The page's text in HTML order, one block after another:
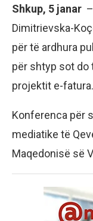
Shkup, 5 janar
Dimitrievska-
për të ardhura
për shtyp sot do
projektit e-fatura.
Konferenca për
mediatike të
Maqedonisë së